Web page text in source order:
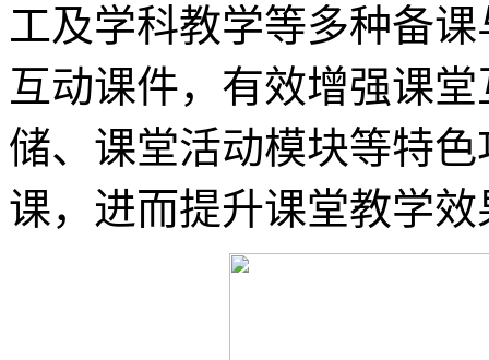
工及学科教学等多种备
互动课件，有效增强课
储、课堂活动模块等特
课，进而提升课堂教学效